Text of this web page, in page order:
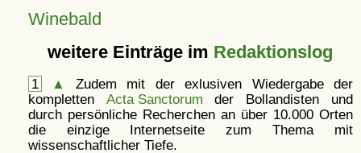
Winebald
weitere Einträge im Redaktionslog
1 ▲
Zudem mit der exlusiven Wiedergabe der
kompletten Acta Sanctorum der Bollandisten und
durch persönliche Recherchen an über 10.000 Orten
die einzige Internetseite zum Thema mit
wissenschaftlicher Tiefe.